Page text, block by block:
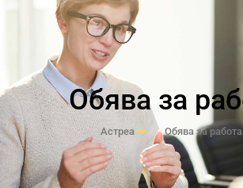
Обява за
Астреа Обява за работа